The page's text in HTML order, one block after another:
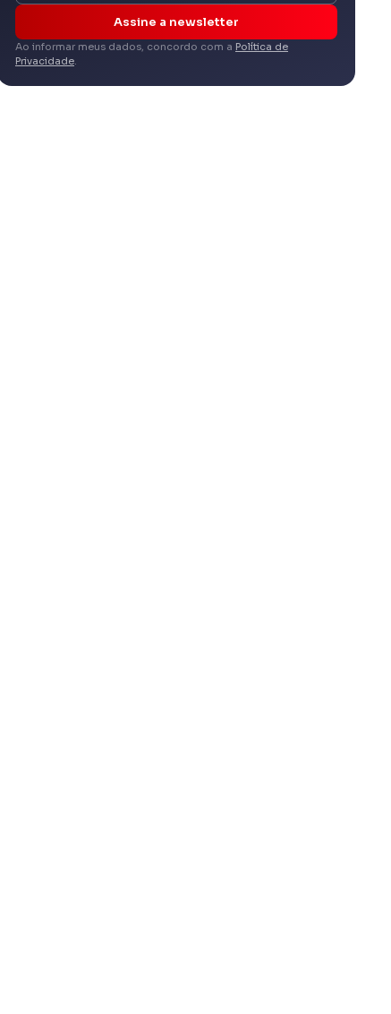
Assine a newsletter
Ao informar meus dados, concordo com a Política de
Privacidade.